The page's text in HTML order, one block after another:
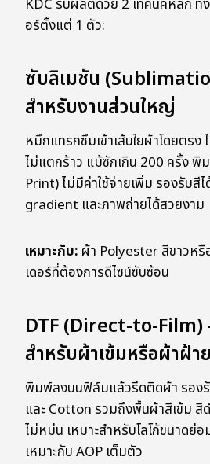
KDC รับผลิตด้วย 2 เทคนิคหลัก ทั้
อร์ตั้งแต่ 1 ตัว:
ซับลิเมชัน
สำหรับงานส่วนใหญ่
หมึกแทรกซึมเข้าเส้นใยผ้าโดยตรง
ไม่แตกร้าว แม้ซักเกิน 200 ครั้ง พิ
Print) ไม่มีค่าใช้จ่ายเพิ่ม รองรับสี
gradient และภาพถ่ายได้สวยงาม
เหมาะกับ: ผ้า Polyester สีขาวหรื
เดอร์ที่ต้องการดีไซน์ซับซ้อน
DTF (Direct-to-Film)
สำหรับผ้าเข้มหรือผ้าฝ้าย
พิมพ์ลงบนฟิล์มแล้วรีดติดผ้า รอง
และ Cotton รวมถึงพื้นผ้าสีเข้ม สี
ไม่หม่น เหมาะสำหรับโลโก้ขนาดย่
เหมาะกับ AOP เต็มตัว